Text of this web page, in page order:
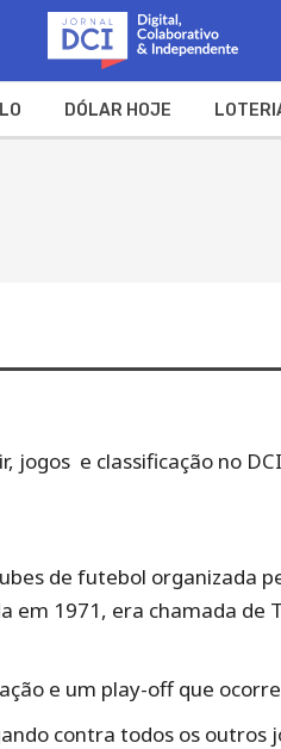
DÓLAR HOJE
jogos e classificação no
de futebol organizada
em 1971, era chamada de
e um play-off que
contra todos os outros